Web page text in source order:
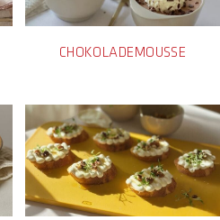
CHOKOLADEMOUSSE